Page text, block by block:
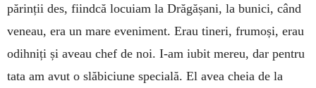
părinții des, fiindcă locuiam la Drăgășani, la bunici, când
veneau, era un mare eveniment. Erau tineri, frumoși, erau
odihniți și aveau chef de noi. I-am iubit mereu, dar pentru
tata am avut o slăbiciune specială. El avea cheia de la